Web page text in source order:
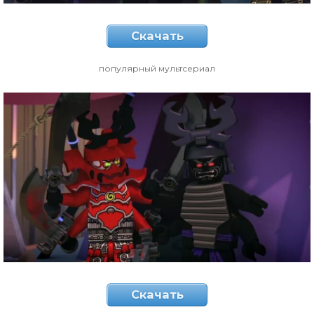
Скачать
популярный мультсериал
Скачать